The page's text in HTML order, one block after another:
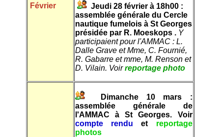
Février
Jeudi 28 février à 18h00 :
assemblée générale du Cercle
nautique fumelois à St Georges
présidée par R. Moeskops . Y
participaient pour l'AMMAC : L.
Dalle Grave et Mme, C. Fournié,
R. Gabarre et mme, M. Renson et
D. Vilain. Voirreportage photo
Dimanche 10 mars :
assemblée générale de
l'AMMAC
à St Georges. Voir
compte rendu et reportage
photos